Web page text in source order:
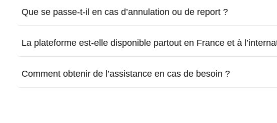
Que se passe-t-il en cas d’annulation ou de report ?
La plateforme est-elle disponible partout en France et à
Comment obtenir de l’assistance en cas de besoin ?